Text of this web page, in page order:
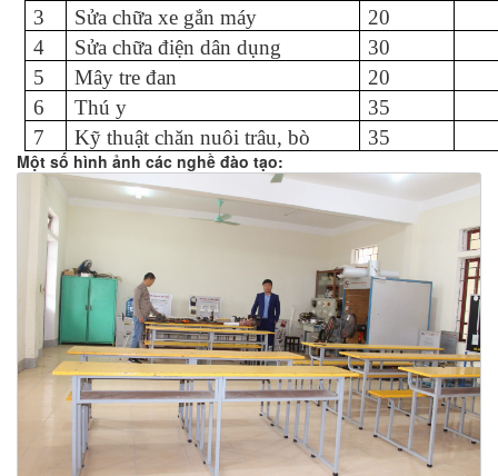
3 Sửa chữa xe gắn máy
20
4
Sửa chữa điện dân dụng
30
5
Mây tre đan
20
6
Thú y
35
7
Kỹ thuật chăn nuôi trâu, bò 35
Một số hình ảnh các nghề đào tạo: